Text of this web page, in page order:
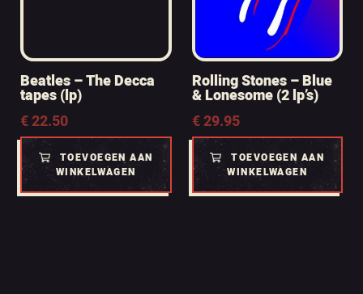
Beatles – The Decca
tapes (lp)
€22.50
TOEVOEGEN AAN
WINKELWAGEN
Rolling Stones – Blue
& Lonesome (2 lp’s)
€29.95
TOEVOEGEN AAN
WINKELWAGEN